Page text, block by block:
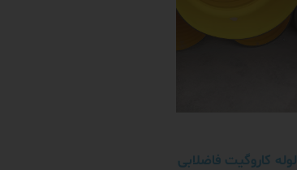
لوله کاروگیت فاضلابی